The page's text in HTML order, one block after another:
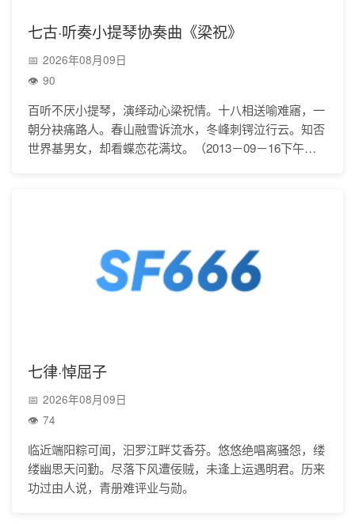
七古·听奏小提琴协奏曲《梁祝》
2026年08月09日
90
百听不厌小提琴，演绎动心梁祝情。十八相送喻难寤，一
朝分袂痛路人。春山融雪诉流水，冬峰刺锷泣行云。知否
世界基男女，却看蝶恋花满坟。（2013－09－16下午，
七律·悼屈子
2026年08月09日
74
临近端阳粽可闻，汩罗江畔艾香芬。悠悠绝唱离骚怨，缕
缕幽思天问勤。尽落下风遭佞贼，未逢上运遇明君。历来
功过由人说，青册难评业与勋。